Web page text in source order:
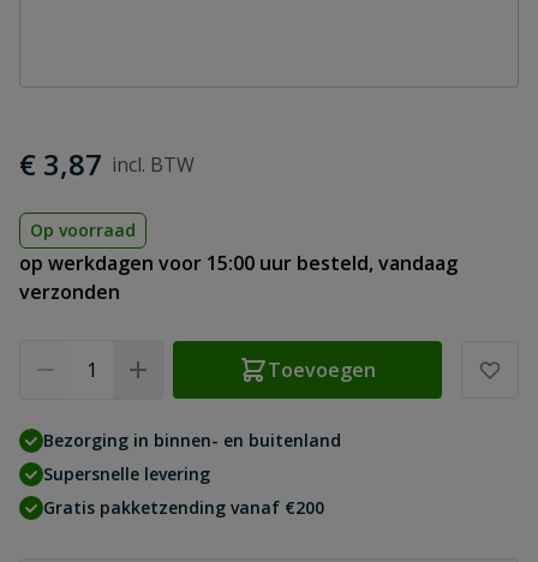
€ 3,87
Op voorraad
op werkdagen voor 15:00 uur besteld, vandaag
verzonden
Toevoegen
Bezorging in binnen- en buitenland
Supersnelle levering
Gratis pakketzending vanaf €200